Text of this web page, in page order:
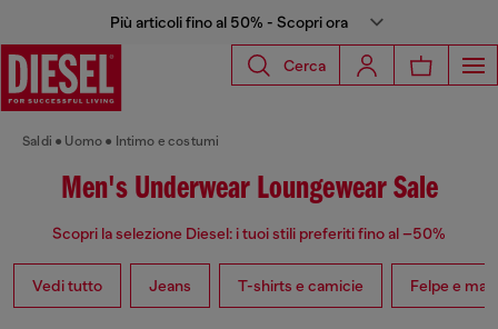
Più articoli fino al 50% - Scopri ora
Cerca
Saldi Uomo Intimo e costumi
Men's Underwear Loungewear Sale
Scopri la selezione Diesel: i tuoi stili preferiti fino al –50%
Vedi tutto Jeans T-shirts e camicie Felpe e